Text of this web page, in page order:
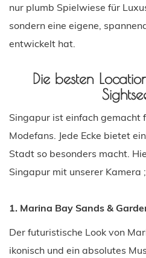
nur plumb Spielwiese für
sondern eine eigene,
entwickelt hat.
Die besten
Singapur ist einfach gemacht
Modefans. Jede Ecke bietet
Stadt so besonders macht.
Singapur mit unserer Kamera
1. Marina Bay Sands &
Der futuristische Look von
ikonisch und ein absolutes